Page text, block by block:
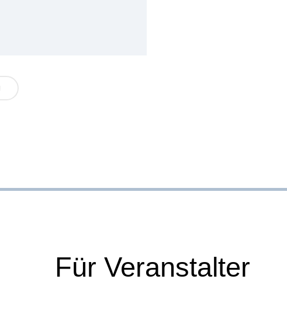
Für Veranstalter